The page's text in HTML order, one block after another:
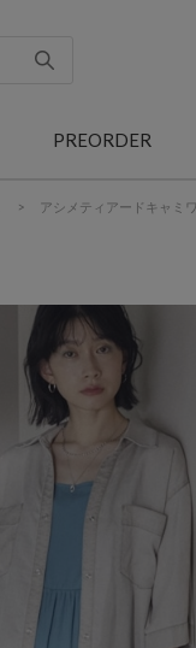
PREORDER
> アシメティアードキャミ